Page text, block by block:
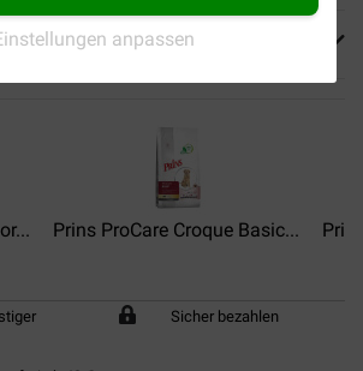
anpassen
Prins ProCare Croque Basic...
Sicher bezahlen